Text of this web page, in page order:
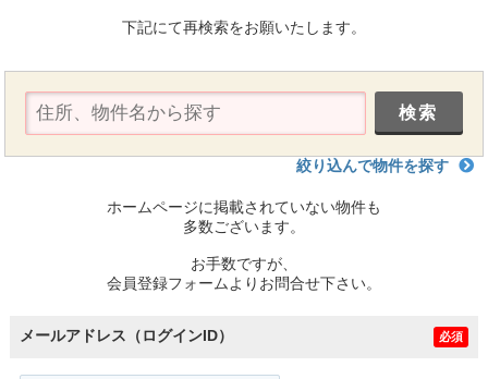
下記にて再検索をお願いたします。
絞り込んで物件を探す
ホームページに掲載されていない物件も
多数ございます。
お手数ですが、
会員登録フォームよりお問合せ下さい。
メールアドレス（ログインID） 必須